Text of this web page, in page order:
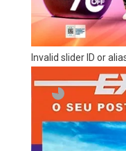
Invalid slider ID or